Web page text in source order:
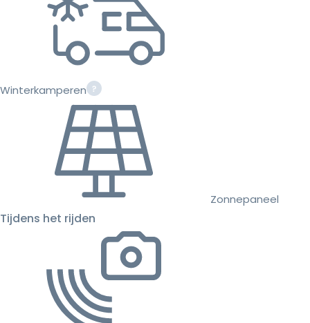
Winterkamperen
Zonnepaneel
Tijdens het rijden